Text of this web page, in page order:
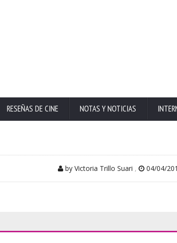
RESEÑAS DE CINE NOTAS Y NOTICIAS
by Victoria Trillo Suari , 04/04/